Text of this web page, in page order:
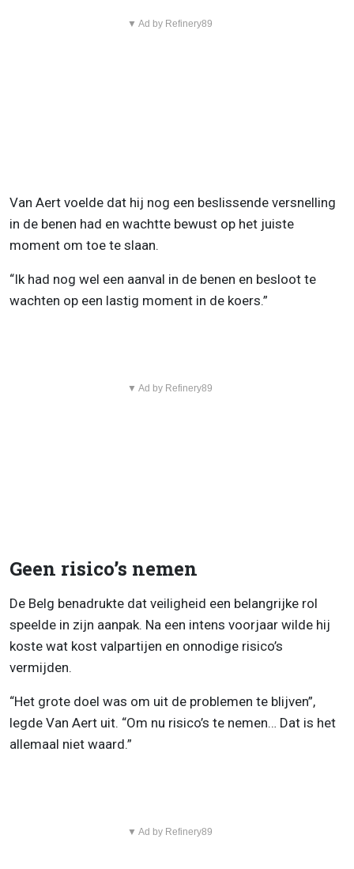
▼ Ad by Refinery89
Van Aert voelde dat hij nog een beslissende versnelling
in de benen had en wachtte bewust op het juiste
moment om toe te slaan.
“Ik had nog wel een aanval in de benen en besloot te
wachten op een lastig moment in de koers.”
▼ Ad by Refinery89
Geen risico’s nemen
De Belg benadrukte dat veiligheid een belangrijke rol
speelde in zijn aanpak. Na een intens voorjaar wilde hij
koste wat kost valpartijen en onnodige risico’s
vermijden.
“Het grote doel was om uit de problemen te blijven”,
legde Van Aert uit. “Om nu risico’s te nemen… Dat is het
allemaal niet waard.”
▼ Ad by Refinery89